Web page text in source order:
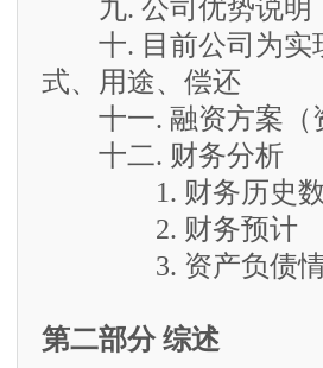
九. 公司优势说明
十. 目前公司为实
式、用途、偿还
十一. 融资方案（
十二. 财务分析
1. 财务历史数
2. 财务预计
3. 资产负债情
第二部分 综述